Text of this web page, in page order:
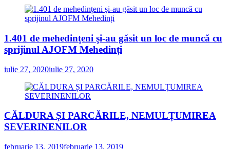
1.401 de mehedințeni şi-au găsit un loc de muncă cu
sprijinul AJOFM Mehedinți
iulie 27, 2020iulie 27, 2020
CĂLDURA ȘI PARCĂRILE, NEMULȚUMIREA
SEVERINENILOR
februarie 13, 2019februarie 13, 2019